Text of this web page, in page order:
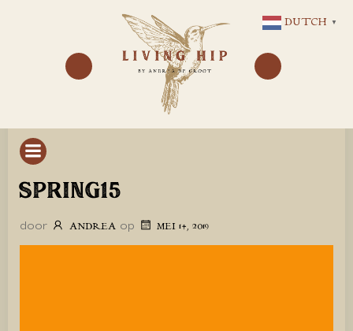
NAAR
DE
INHOUD
SPRING15
door ANDREA op MEI 14, 2019
DUTCH ▼